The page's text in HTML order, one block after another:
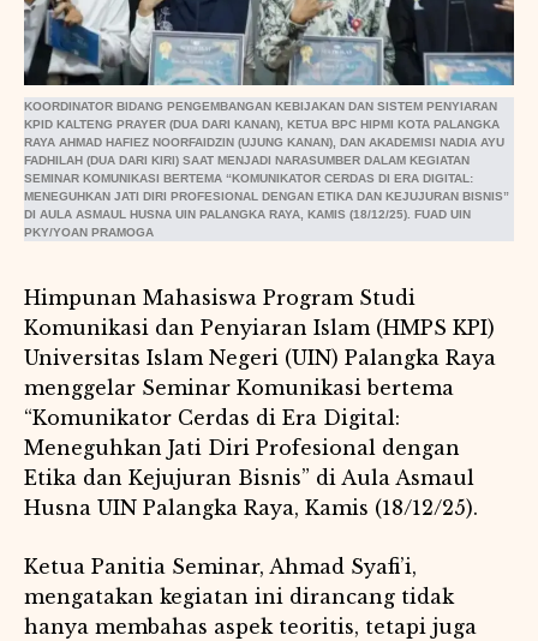
KOORDINATOR BIDANG PENGEMBANGAN KEBIJAKAN DAN SISTEM PENYIARAN
KPID KALTENG PRAYER (DUA DARI KANAN), KETUA BPC HIPMI KOTA PALANGKA
RAYA AHMAD HAFIEZ NOORFAIDZIN (UJUNG KANAN), DAN AKADEMISI NADIA AYU
FADHILAH (DUA DARI KIRI) SAAT MENJADI NARASUMBER DALAM KEGIATAN
SEMINAR KOMUNIKASI BERTEMA “KOMUNIKATOR CERDAS DI ERA DIGITAL:
MENEGUHKAN JATI DIRI PROFESIONAL DENGAN ETIKA DAN KEJUJURAN BISNIS”
DI AULA ASMAUL HUSNA UIN PALANGKA RAYA, KAMIS (18/12/25). FUAD UIN
PKY/YOAN PRAMOGA
Himpunan Mahasiswa Program Studi
Komunikasi dan Penyiaran Islam (HMPS KPI)
Universitas Islam Negeri (UIN) Palangka Raya
menggelar Seminar Komunikasi bertema
“Komunikator Cerdas di Era Digital:
Meneguhkan Jati Diri Profesional dengan
Etika dan Kejujuran Bisnis” di Aula Asmaul
Husna UIN Palangka Raya, Kamis (18/12/25).
Ketua Panitia Seminar, Ahmad Syafi’i,
mengatakan kegiatan ini dirancang tidak
hanya membahas aspek teoritis, tetapi juga